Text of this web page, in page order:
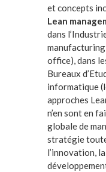
et concepts
Lean
dans
office), dans
Bureaux
informatique
approches
n’en sont en
globale de
stratégie
l’innovation,